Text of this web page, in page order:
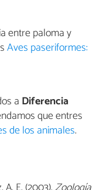
entre paloma y
Aves paseriformes:
a Diferencia
que entres
de los animales.